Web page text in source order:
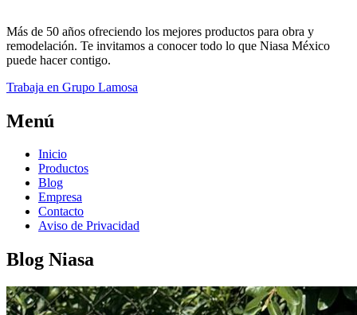
Más de 50 años ofreciendo los mejores productos para obra y
remodelación. Te invitamos a conocer todo lo que Niasa México
puede hacer contigo.
Trabaja en Grupo Lamosa
Menú
Inicio
Productos
Blog
Empresa
Contacto
Aviso de Privacidad
Blog Niasa